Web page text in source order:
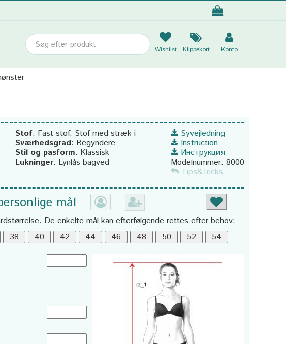
Wishlist Klippekort Konto
Stof: Fast stof, Stof med stræk i
Sværhedsgrad: Begyndere
Stil og pasform: Klassisk
Lukninger: Lynlås bagved
Syvejledning
Instruction
Инструкция
Modelnummer: 8000
Tips&Tricks
mål
De enkelte mål kan efterfølgende rettes efter behov: